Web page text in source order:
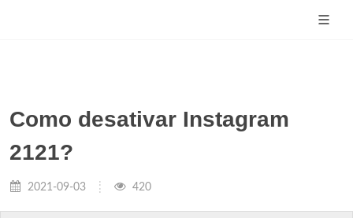
Como desativar Instagram
2121?
2021-09-03 420